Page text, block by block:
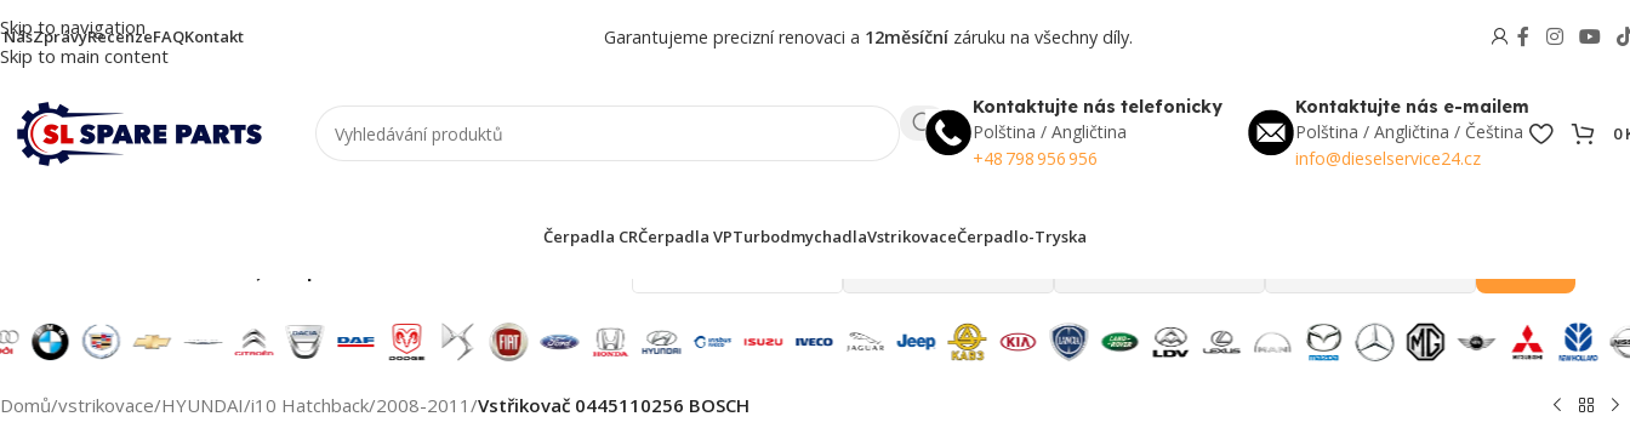
Skip to navigation
Skip to main content
NásZprávyRecenzeFAQKontakt Garantujeme precizní renovaci a 12měsíčnízáruku na všechny díly.
Kontaktujte nás telefonicky
Polština / Angličtina
+48 798 956 956
Kontaktujte nás e-mailem
Polština / Angličtina / Čeština
info@dieselservice24.cz
0
Čerpadla CRČerpadla VPTurbodmychadlaVstrikovaceČerpadlo-Tryska
Domů/vstrikovace/HYUNDAI/i10 Hatchback/2008-2011 /Vstřikovač 0445110256 BOSCH